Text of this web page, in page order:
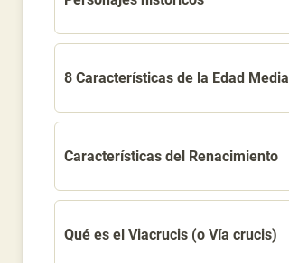
8 Características de la Edad Media
Características del Renacimiento
Qué es el Viacrucis (o Vía crucis)